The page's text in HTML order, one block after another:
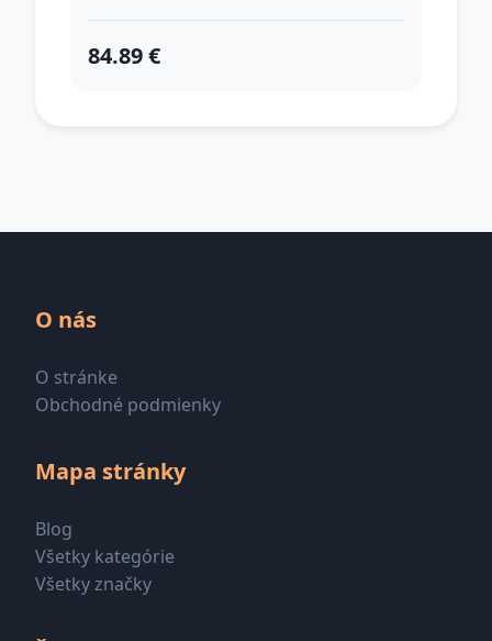
84.89 €
O nás
O stránke
Obchodné podmienky
Mapa stránky
Blog
Všetky kategórie
Všetky značky